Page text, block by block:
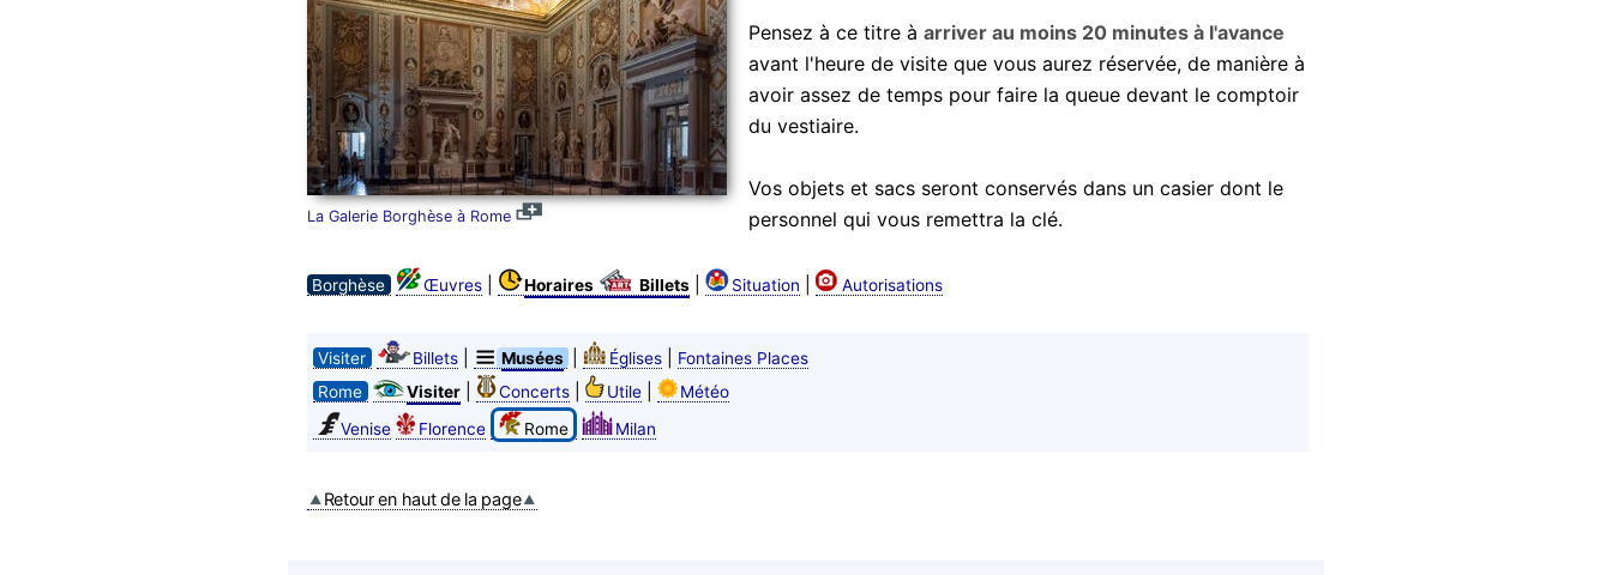
La Galerie Borghèse à Rome
Pensez à ce titre àarriver au moins 20 minutes à l'avance
avant l'heure de visite que vous aurez réservée, de manière à
avoir assez de temps pour faire la queue devant le comptoir
du vestiaire.
Vos objets et sacs seront conservés dans un casier dont le
personnel qui vous remettra la clé.
Borghèse Œuvres| Horaires Billets| Situation Autorisations
Visiter Billets| Musées Églises|
Fontaines Places
Rome
Visiter| Concerts| Utile|
Météo
Venise
Florence Rome Milan
Retour en haut de la page